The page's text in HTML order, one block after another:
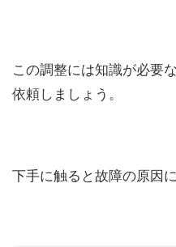
この調整には知識が必要
依頼しましょう。
下手に触ると故障の原因